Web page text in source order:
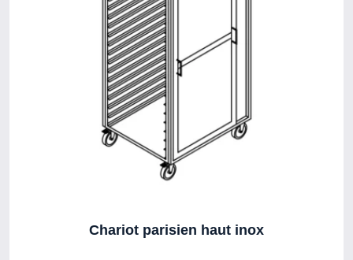
Chariot parisien haut inox